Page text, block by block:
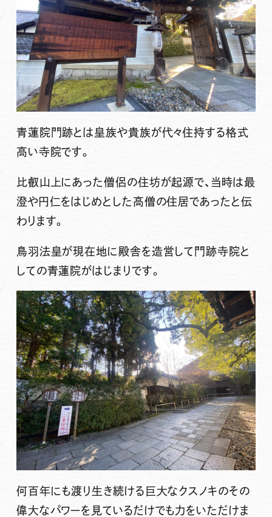
青蓮院門跡とは皇族や貴族が代々住持する格式
高い寺院です。
比叡山上にあった僧侶の住坊が起源で、当時は最
澄や円仁をはじめとした高僧の住居であったと伝
わります。
鳥羽法皇が現在地に殿舎を造営して門跡寺院と
しての青蓮院がはじまりです。
何百年にも渡り生き続ける巨大なクスノキのその
偉大なパワーを見ているだけでも力をいただけま